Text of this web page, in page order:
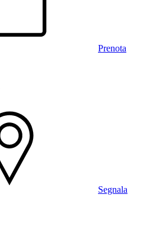
Prenota
Segnala